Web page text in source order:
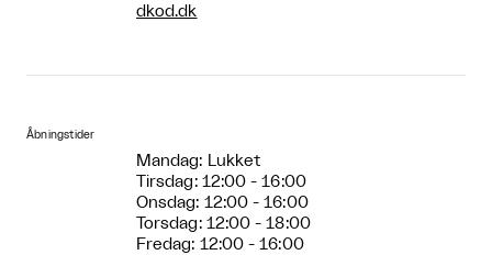
dkod.dk
Åbningstider
Mandag: Lukket
Tirsdag: 12:00 - 16:00
Onsdag: 12:00 - 16:00
Torsdag: 12:00 - 18:00
Fredag: 12:00 - 16:00